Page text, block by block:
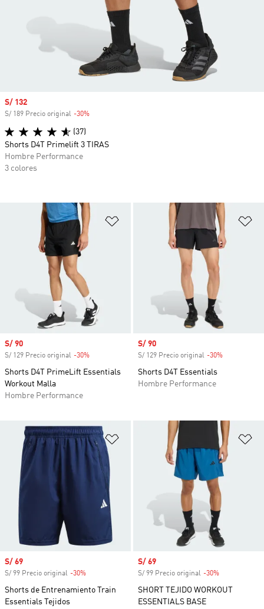
Añadir a la lista de deseos
Precio de venta
S/ 90
S/ 129 Precio original -30%
Shorts D4T PrimeLift Essentials
Workout Malla
Hombre Performance
Precio de venta
S/ 90
S/ 129 Precio original -30%
Shorts D4T Essentials
Hombre Performance
Añadir a la lista de deseos
Precio de venta
S/ 69
S/ 99 Precio original -30%
Shorts de Entrenamiento Train
Essentials Tejidos
Precio de venta
S/ 69
S/ 99 Precio original -30%
SHORT TEJIDO WORKOUT
ESSENTIALS BASE
Precio de venta
S/ 132
S/ 189 Precio original -30%
(37)
Shorts D4T Primelift 3 TIRAS
Hombre Performance
3 colores